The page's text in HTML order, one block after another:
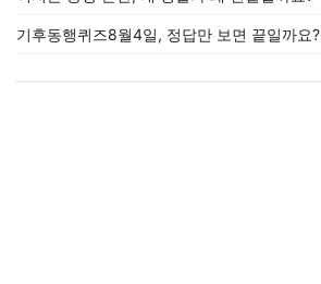
기후동행퀴즈8월4일, 정답만 보면 끝일까요?